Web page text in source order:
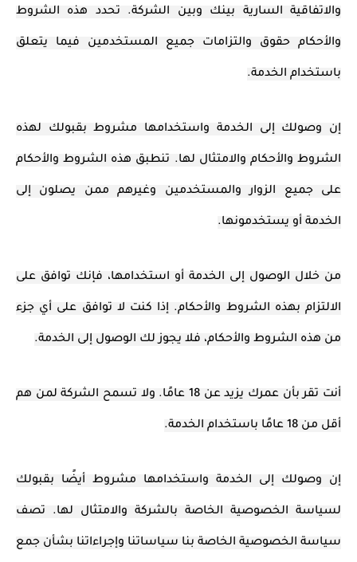
والاتفاقية السارية بينك وبين الشركة. تحدد هذه الشروط
والأحكام حقوق والتزامات جميع المستخدمين فيما يتعلق
باستخدام الخدمة.
إن وصولك إلى الخدمة واستخدامها مشروط بقبولك لهذه
الشروط والأحكام والامتثال لها. تنطبق هذه الشروط والأحكام
على جميع الزوار والمستخدمين وغيرهم ممن يصلون إلى
الخدمة أو يستخدمونها.
من خلال الوصول إلى الخدمة أو استخدامها، فإنك توافق على
الالتزام بهذه الشروط والأحكام. إذا كنت لا توافق على أي جزء
من هذه الشروط والأحكام، فلا يجوز لك الوصول إلى الخدمة.
أنت تقر بأن عمرك يزيد عن 18 عامًا. ولا تسمح الشركة لمن هم
أقل من 18 عامًا باستخدام الخدمة.
إن وصولك إلى الخدمة واستخدامها مشروط أيضًا بقبولك
لسياسة الخصوصية الخاصة بالشركة والامتثال لها. تصف
سياسة الخصوصية الخاصة بنا سياساتنا وإجراءاتنا بشأن جمع